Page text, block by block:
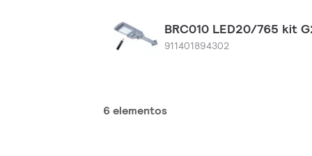
BRC010 LED20/765 kit
911401894302
6 elementos